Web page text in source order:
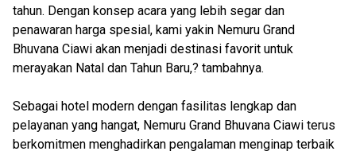
tahun. Dengan konsep acara yang lebih segar dan
penawaran harga spesial, kami yakin Nemuru Grand
Bhuvana Ciawi akan menjadi destinasi favorit untuk
merayakan Natal dan Tahun Baru,? tambahnya.
Sebagai hotel modern dengan fasilitas lengkap dan
pelayanan yang hangat, Nemuru Grand Bhuvana Ciawi terus
berkomitmen menghadirkan pengalaman menginap terbaik